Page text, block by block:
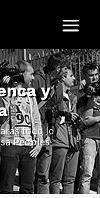
y
todo lo
Peoples